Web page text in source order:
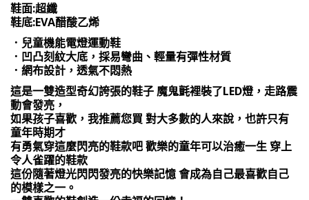
鞋面:超纖
鞋底:EVA醋酸乙烯
．兒童機能電燈運動鞋
．凹凸刻紋大底，採易彎曲、輕量有彈性材質
．網布設計，透氣不悶熱
這是一雙造型奇幻誇張的鞋子 魔鬼氈裡裝了LED燈，走路震
動會發亮，
如果孩子喜歡，我推薦您買 對大多數的人來說，也許只有
童年時期才
有勇氣穿這麼閃亮的鞋款吧 歡樂的童年可以治癒一生 穿上
令人雀躍的鞋款
這份隨著燈光閃閃發亮的快樂記憶 會成為自己最喜歡自己
的模樣之一。